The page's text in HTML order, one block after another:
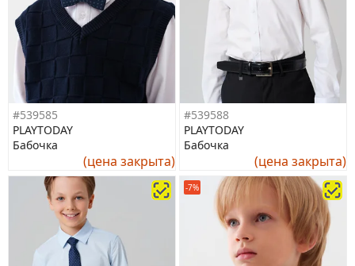
#539585
PLAYTODAY
Бабочка
(цена закрыта)
#539588
PLAYTODAY
Бабочка
(цена закрыта)
-7%